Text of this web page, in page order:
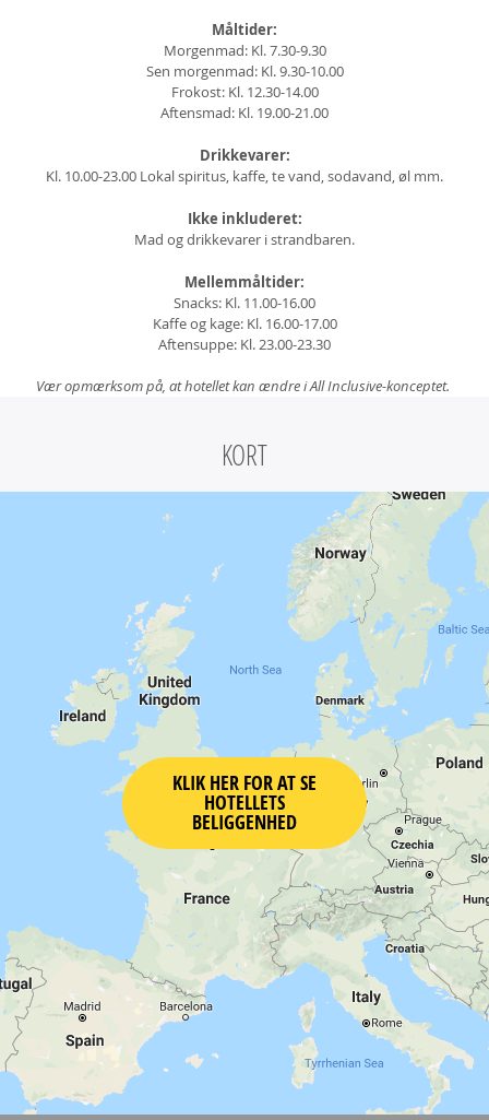
Måltider:
Morgenmad: Kl. 7.30-9.30
Sen morgenmad: Kl. 9.30-10.00
Frokost: Kl. 12.30-14.00
Aftensmad: Kl. 19.00-21.00
Drikkevarer:
Kl. 10.00-23.00 Lokal spiritus, kaffe, te vand, sodavand, øl mm.
Ikke inkluderet:
Mad og drikkevarer i strandbaren.
Mellemmåltider:
Snacks: Kl. 11.00-16.00
Kaffe og kage: Kl. 16.00-17.00
Aftensuppe: Kl. 23.00-23.30
Vær opmærksom på, at hotellet kan ændre i All Inclusive-konceptet.
KORT
KLIK HER FOR AT SE
HOTELLETS
BELIGGENHED